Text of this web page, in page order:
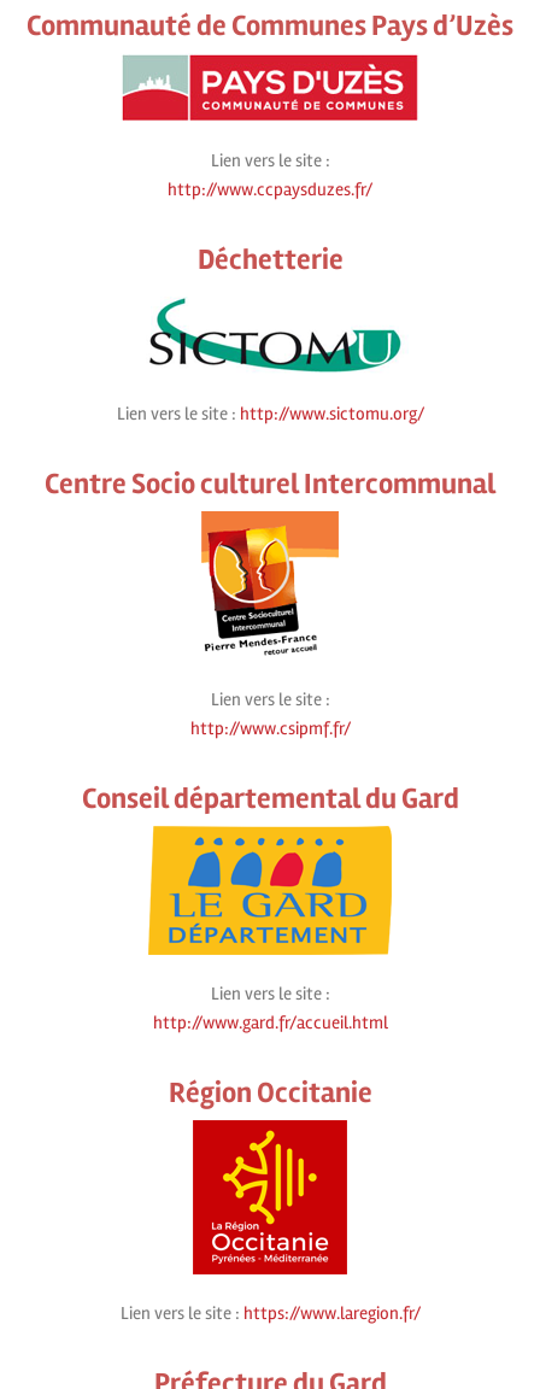
Communauté de Communes Pays d’Uzès
Lien vers le site :
http://www.ccpaysduzes.fr/
Déchetterie
Lien vers le site : http://www.sictomu.org/
Centre Socio culturel Intercommunal
Lien vers le site :
http://www.csipmf.fr/
Conseil départemental du Gard
Lien vers le site :
http://www.gard.fr/accueil.html
Région Occitanie
Lien vers le site : https://www.laregion.fr/